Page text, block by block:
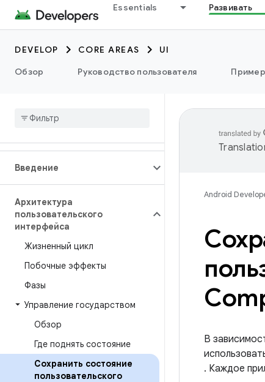
Essentials Развивать
DEVELOP CORE AREAS
UI
Обзор
Руководство пользователя
Введение
Архитектура
пользовательского
интерфейса
Жизненный цикл
Побочные эффекты
Фазы
Управление государством
Обзор
Где поднять состояние
Сохранить состояние
пользовательского
Android
В
. Каждое